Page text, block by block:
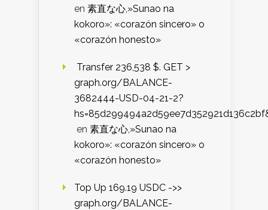
en 素直な心,»Sunao na
kokoro»: «corazón sincero» o
«corazón honesto»
️ Transfer 236,538 $. GET >
graph.org/BALANCE-
3682444-USD-04-21-2?
en 素直な心,»Sunao na
kokoro»: «corazón sincero» o
«corazón honesto»
Top Up 169.19 USDC ->>
graph.org/BALANCE-